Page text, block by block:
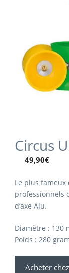
Circus
49,90€
Le plus fameux
professionnels
d’axe Alu.
Diamètre : 130
Poids : 280
Acheter